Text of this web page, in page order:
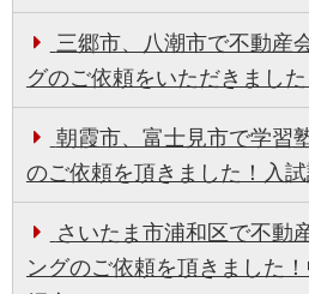
三郷市、八潮市で不動産
グのご依頼をいただきまし
朝霞市、富士見市で学習
のご依頼を頂きました！入
さいたま市浦和区で不動
ングのご依頼を頂きました